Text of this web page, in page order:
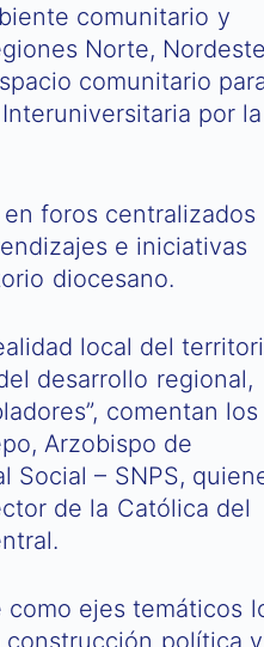
comunitario y
Norte,
comunitario
por la
foros centralizados
e iniciativas
diocesano.
local del
desarrollo regional,
comentan los
Arzobispo de
Social – SNPS,
de la Católica del
ejes temáticos
política y